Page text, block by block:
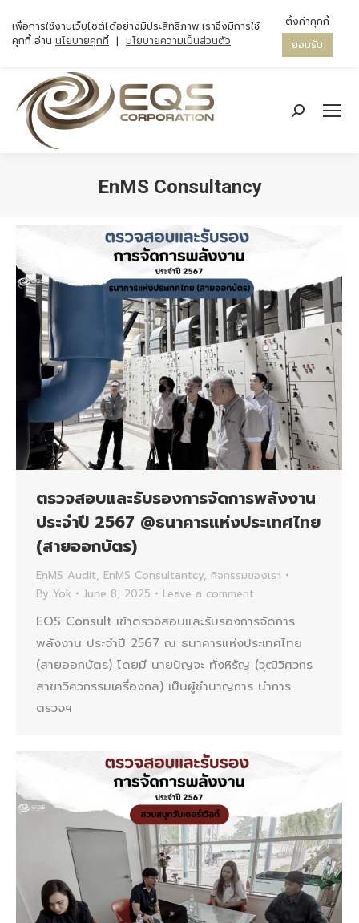
Search:
EnMS Consultancy
ตรวจสอบและรับรองการจัดการพลังงาน
ประจำปี 2567 @ธนาคารแห่งประเทศไทย
(สายออกบัตร)
EnMS Audit, EnMS Consultantcy, กิจกรรมของเรา
By Yok June 8, 2025 Leave a comment
EQS Consult เข้าตรวจสอบและรับรองการจัดการ
พลังงาน ประจำปี 2567 ณ ธนาคารแห่งประเทศไทย
(สายออกบัตร) โดยมี นายปัญจะ ทั่งหิรัญ (วุฒิวิศวกร
สาขาวิศวกรรมเครื่องกล) เป็นผู้ชำนาญการ นำการ
ตรวจฯ
เพื่อการใช้งานเว็บไซต์ได้อย่างมีประสิทธิภาพ เราจึงมีการใช้
คุกกี้ อ่าน นโยบายคุกกี้ | นโยบายความเป็นส่วนตัว
ตั้งค่าคุกกี้
ยอมรับ